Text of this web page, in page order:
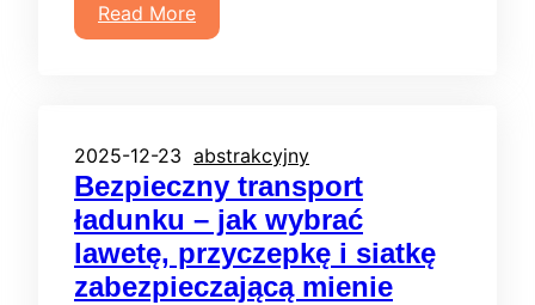
Read More
2025-12-23 abstrakcyjny
Bezpieczny transport
ładunku – jak wybrać
lawetę, przyczepkę i siatkę
zabezpieczającą mienie